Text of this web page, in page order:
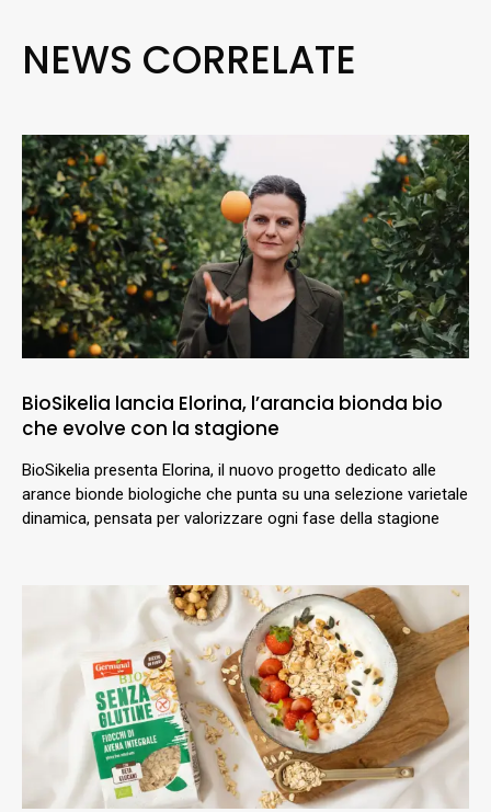
NEWS CORRELATE
BioSikelia lancia Elorina, l’arancia bionda bio
che evolve con la stagione
BioSikelia presenta Elorina, il nuovo progetto dedicato alle
arance bionde biologiche che punta su una selezione varietale
dinamica, pensata per valorizzare ogni fase della stagione